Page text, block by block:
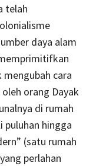
telah
daya alam
cara
orang Dayak
di rumah
puluhan hingga
(satu rumah
perlahan